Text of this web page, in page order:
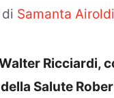
di Samanta Airoldi
Ricciardi,
Salute